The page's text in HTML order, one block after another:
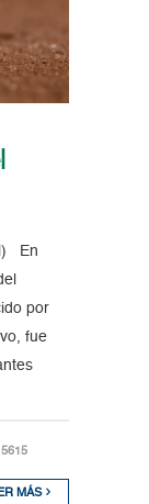
En
por
fue
5615
MÁS